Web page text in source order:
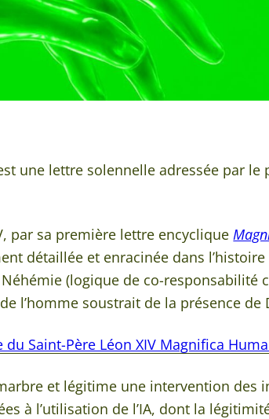
une lettre solennelle adressée par le
par sa première lettre encyclique
détaillée et enracinée dans
(logique de co-
l’homme soustrait de la présence de
Saint-Père Léon XIV Magnifica
et légitime une intervention des
à l’utilisation de l’IA, dont la